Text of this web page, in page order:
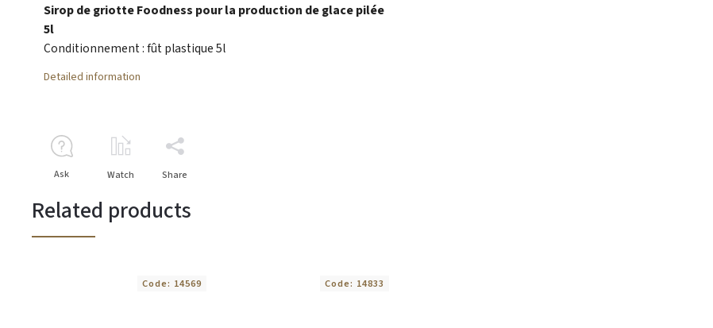
Sirop de griotte Foodness pour la production de glace pilée
5l
Conditionnement : fût plastique 5l
Detailed information
Ask Watch Share
Related products
Code: 14569 Code: 14833